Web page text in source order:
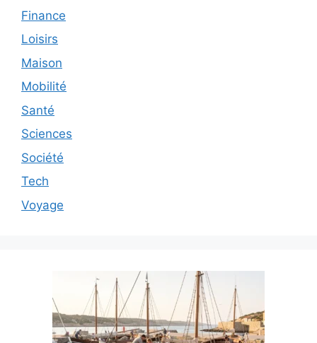
Finance
Loisirs
Maison
Mobilité
Santé
Sciences
Société
Tech
Voyage